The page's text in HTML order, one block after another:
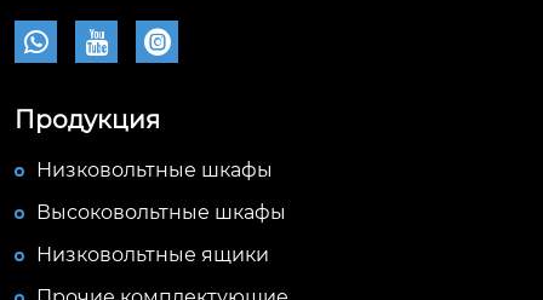
  
Продукция
Низковольтные шкафы
Высоковольтные шкафы
Низковольтные ящики